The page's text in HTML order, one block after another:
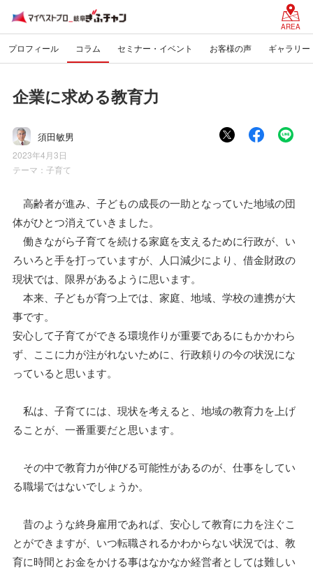
AREA
プロフィール コラム セミナー・イベント お客様の声 ギャラリー
企業に求める教育力
須田敏男
2023年4月3日
テーマ： 子育て
高齢者が進み、子どもの成長の一助となっていた地域の団
体がひとつ消えていきました。
働きながら子育てを続ける家庭を支えるために行政が、い
ろいろと手を打っていますが、人口減少により、借金財政の
現状では、限界があるように思います。
本来、子どもが育つ上では、家庭、地域、学校の連携が大
事です。
安心して子育てができる環境作りが重要であるにもかかわら
ず、ここに力が注がれないために、行政頼りの今の状況にな
っていると思います。
私は、子育てには、現状を考えると、地域の教育力を上げ
ることが、一番重要だと思います。
その中で教育力が伸びる可能性があるのが、仕事をしてい
る職場ではないでしょうか。
昔のような終身雇用であれば、安心して教育に力を注ぐこ
とができますが、いつ転職されるかわからない状況では、教
育に時間とお金をかける事はなかなか経営者としては難しい